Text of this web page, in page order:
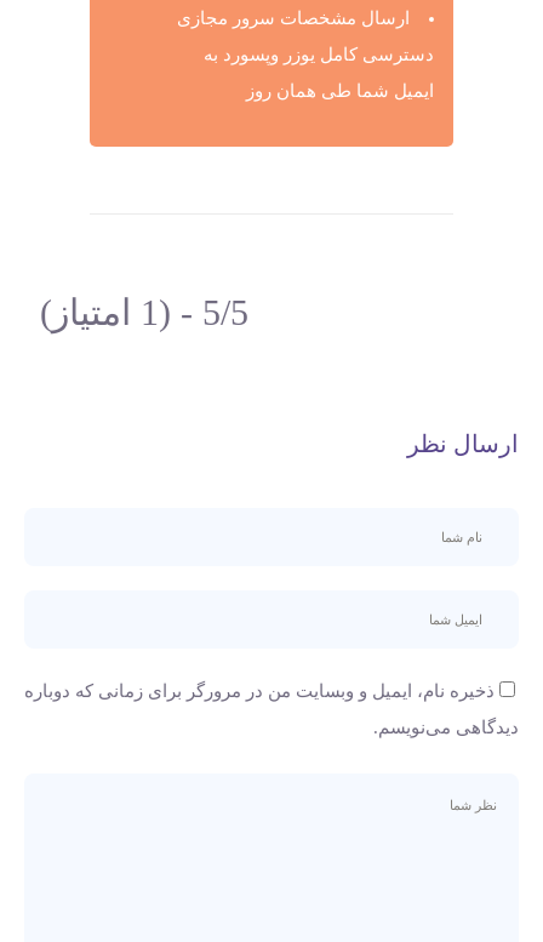
ارسال مشخصات سرور مجازی
دسترسی کامل یوزر وپسورد به
ایمیل شما طی همان روز
5/5 - (1 امتیاز)
ارسال نظر
ذخیره نام، ایمیل و وبسایت من در مرورگر برای زمانی که دوباره
دیدگاهی می‌نویسم.